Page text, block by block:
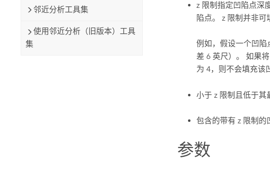
邻近分析工具集
使用邻近分析（旧版本）工具
集
z 限制指定凹陷点深
陷点。 z 限制并非可
例如，假设一个凹陷
差 6 英尺）。 如果
为 4，则不会填充该
小于 z 限制且低于其
包含的带有 z 限制的
参数